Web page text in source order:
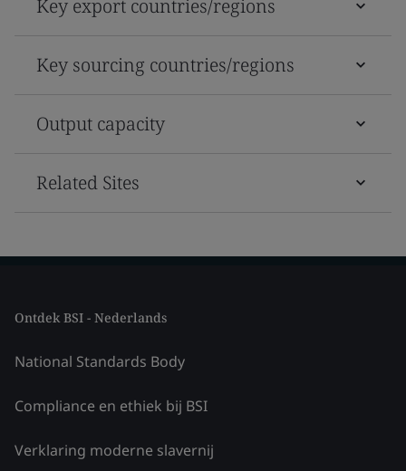
Key export countries/regions
Key sourcing countries/regions
Output capacity
Related Sites
Ontdek BSI - Nederlands
National Standards Body
Compliance en ethiek bij BSI
Verklaring moderne slavernij